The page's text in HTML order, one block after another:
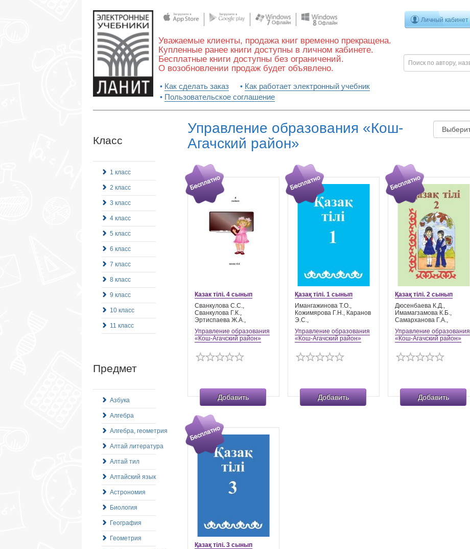
Уважаемые клиенты, продажа книг временно прекращена.
Купленные ранее книги доступны в личном кабинете.
Бесплатные книги доступны без ограничений.
О возобновлении продаж будет объявлено.
Как сделать заказ
Как работает электронный учебник
Пользовательское соглашение
Личный кабинет
Класс
1 класс
2 класс
3 класс
4 класс
5 класс
6 класс
7 класс
8 класс
9 класс
10 класс
11 класс
Предмет
Азбука
Алгебра
Алгебра, геометрия
Алтай литература
Алтай тил
Алтайский язык
Астрономия
Биология
География
Геометрия
Управление образования «Кош-
Агачский район»
Казак тiлi. 4 сынып
Сванкулова С.С.,
Сванкулова Г.К.,
Эртиспаева Ж.А.,
Управление образования
«Кош-Агачский район»
Добавить
Қазақ тілі. 1 сынып
Имангажинова Т.О.,
Кожимярова Г.Н., Каранов
Э.C.,
Управление образования
«Кош-Агачский район»
Добавить
Қазақ тілі. 2 сынып
Дюсенбаева К.Д.,
Имамагзамова К.Б.,
Самарханова Г.А.,
Управление образования
«Кош-Агачский район»
Добавить
Қазақ тілі. 3 сынып